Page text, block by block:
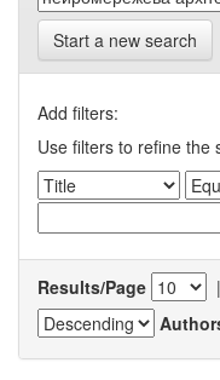
Start a new search
Add filters:
Use filters to refine the
Results/Page |